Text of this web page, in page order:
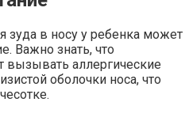
зуда в носу у ребенка может
Важно знать, что
вызывать аллергические
оболочки носа, что